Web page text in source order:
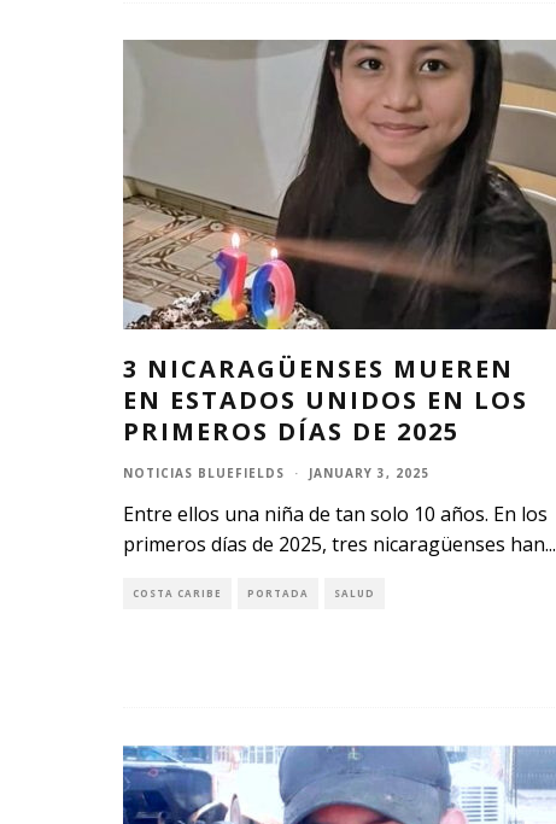
3 NICARAGÜENSES MUEREN
EN ESTADOS UNIDOS EN LOS
PRIMEROS DÍAS DE 2025
NOTICIAS BLUEFIELDS · JANUARY 3, 2025
Entre ellos una niña de tan solo 10 años. En los
primeros días de 2025, tres nicaragüenses han...
COSTA CARIBE PORTADA SALUD